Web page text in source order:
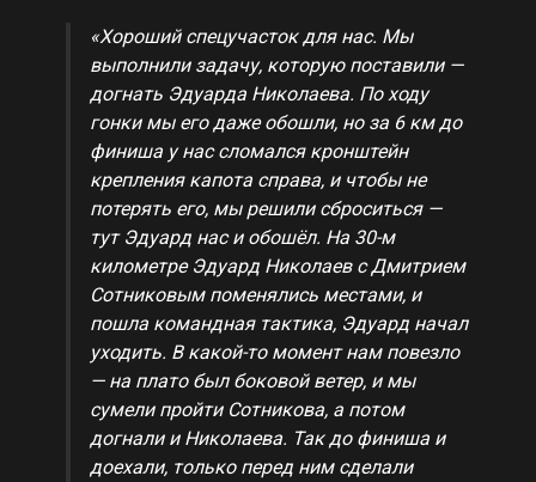
«Хороший спецучасток для нас. Мы
выполнили задачу, которую поставили —
догнать Эдуарда Николаева. По ходу
гонки мы его даже обошли, но за 6 км до
финиша у нас сломался кронштейн
крепления капота справа, и чтобы не
потерять его, мы решили сброситься —
тут Эдуард нас и обошёл. На 30-м
километре Эдуард Николаев с Дмитрием
Сотниковым поменялись местами, и
пошла командная тактика, Эдуард начал
уходить. В какой-то момент нам повезло
— на плато был боковой ветер, и мы
сумели пройти Сотникова, а потом
догнали и Николаева. Так до финиша и
доехали, только перед ним сделали